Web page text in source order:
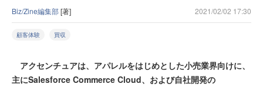
Biz/Zine編集部[著] 2021/02/02 17:30
顧客体験 買収
アクセンチュアは、アパレルをはじめとした小売業界向けに、
主にSalesforce Commerce Cloud、および自社開発の